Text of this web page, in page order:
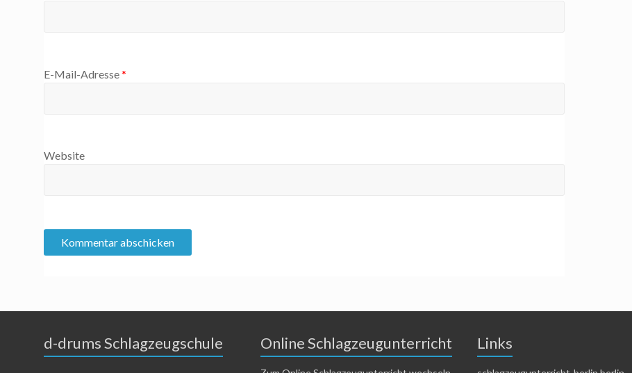
E-Mail-Adresse*
Website
d-drums Schlagzeugschule Online Schlagzeugunterricht Links